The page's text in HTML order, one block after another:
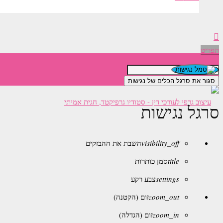
תפריט
סגור את סרגל הכלים של נגישות
סרגל נגישות
visibility_offהשבת את ההבזקים
titleסמן כותרות
settingsצבע רקע
zoom_outזום (הקטנה)
zoom_inזום (הגדלה)